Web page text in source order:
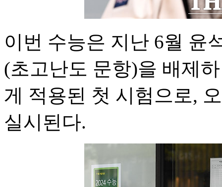
이번 수능은 지난 6월 윤
(초고난도 문항)을 배제
게 적용된 첫 시험으로,
실시된다.